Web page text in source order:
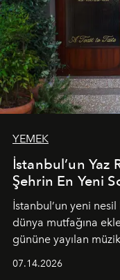
YEMEK
İstanbul’un Yaz
Şehrin En Yeni
İstanbul’un yeni
dünya mutfağına
gününe yayılan
07.14.2026